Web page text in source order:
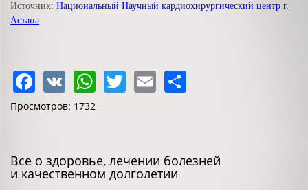
Источник: Национальный Научный кардиохирургический центр г.
Астана
Facebook
VK WhatsApp
Twitter
Email
Просмотров: 1732
Все о здоровье, лечении болезней
и качественном долголетии